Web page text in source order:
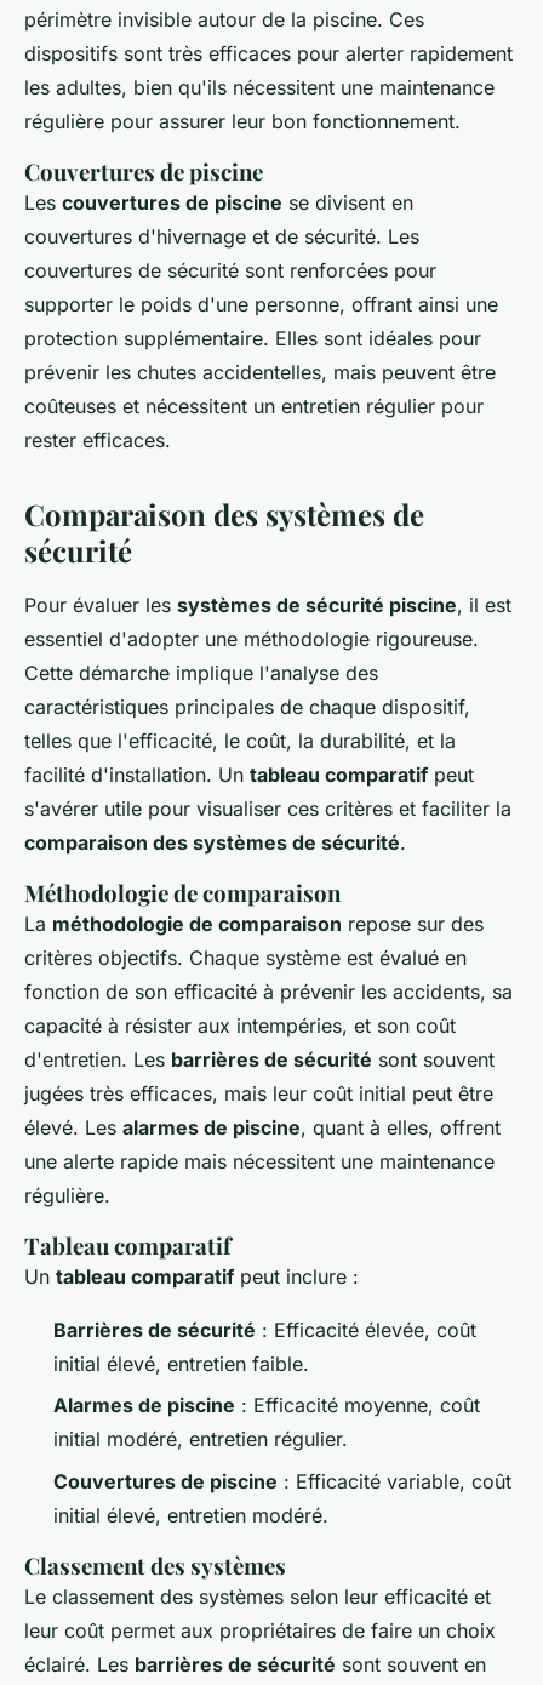
périmètre invisible autour de la piscine. Ces
dispositifs sont très efficaces pour alerter rapidement
les adultes, bien qu'ils nécessitent une maintenance
régulière pour assurer leur bon fonctionnement.
Couvertures de piscine
Les couvertures de piscine se divisent en
couvertures d'hivernage et de sécurité. Les
couvertures de sécurité sont renforcées pour
supporter le poids d'une personne, offrant ainsi une
protection supplémentaire. Elles sont idéales pour
prévenir les chutes accidentelles, mais peuvent être
coûteuses et nécessitent un entretien régulier pour
rester efficaces.
Comparaison des systèmes de
sécurité
Pour évaluer les systèmes de sécurité piscine, il est
essentiel d'adopter une méthodologie rigoureuse.
Cette démarche implique l'analyse des
caractéristiques principales de chaque dispositif,
telles que l'efficacité, le coût, la durabilité, et la
facilité d'installation. Un tableau comparatifpeut
s'avérer utile pour visualiser ces critères et faciliter la
comparaison des systèmes de sécurité.
Méthodologie de comparaison
La méthodologie de comparaison repose sur des
critères objectifs. Chaque système est évalué en
fonction de son efficacité à prévenir les accidents, sa
capacité à résister aux intempéries, et son coût
d'entretien. Les barrières de sécurité sont souvent
jugées très efficaces, mais leur coût initial peut être
élevé. Les alarmes de piscine, quant à elles, offrent
une alerte rapide mais nécessitent une maintenance
régulière.
Tableau comparatif
Un tableau comparatifpeut inclure :
Barrières de sécurité : Efficacité élevée, coût
initial élevé, entretien faible.
Alarmes de piscine : Efficacité moyenne, coût
initial modéré, entretien régulier.
Couvertures de piscine : Efficacité variable, coût
initial élevé, entretien modéré.
Classement des systèmes
Le classement des systèmes selon leur efficacité et
leur coût permet aux propriétaires de faire un choix
éclairé. Les barrières de sécurité sont souvent en